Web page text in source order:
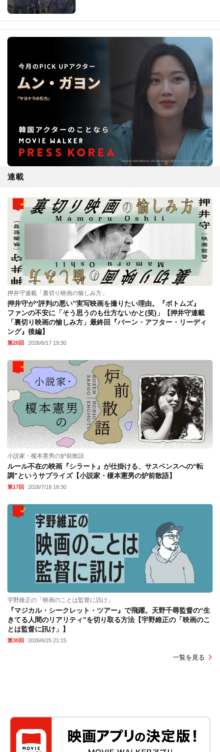
連載
押井守連載「裏切り映画の愉しみ方」
押井守が“評判の悪い”実写映画を撮りたい理由。『ボトムズ』
ファンの不安に「そう思うのも仕方ないかと(笑)」【押井守連載
「裏切り映画の愉しみ方」最終回『バーン・アフター・リーディ
ング』後編】
第20回 2026/6/17 19:30
小説家・榎本憲男の炉前散語
ルール不在の映画『シラート』が仕掛ける、サスペンスへの“転
調”というサプライズ【小説家・榎本憲男の炉前散語】
第17回 2026/7/18 18:30
宇野維正の「映画のことは監督に訊け」
『マジカル・シークレット・ツアー』で飛躍。天野千尋監督の“生
きてる人間のリアリティ”を切り取る方法【宇野維正の「映画のこ
とは監督に訊け」】
第30回 2026/6/25 21:15
一覧を見る